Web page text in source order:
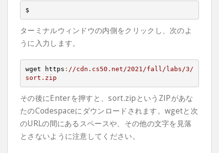
$
ターミナルウィンドウの内側をクリックし、次のよ
うに入力します。
wget https : //cdn.cs50.net/2021/fall/labs/3/
sort.zip
その後にEnterを押すと、sort.zipというZIPがあな
たのCodespaceにダウンロードされます。wgetと次
のURLの間にあるスペースや、その他の文字を見落
とさないように注意してください。